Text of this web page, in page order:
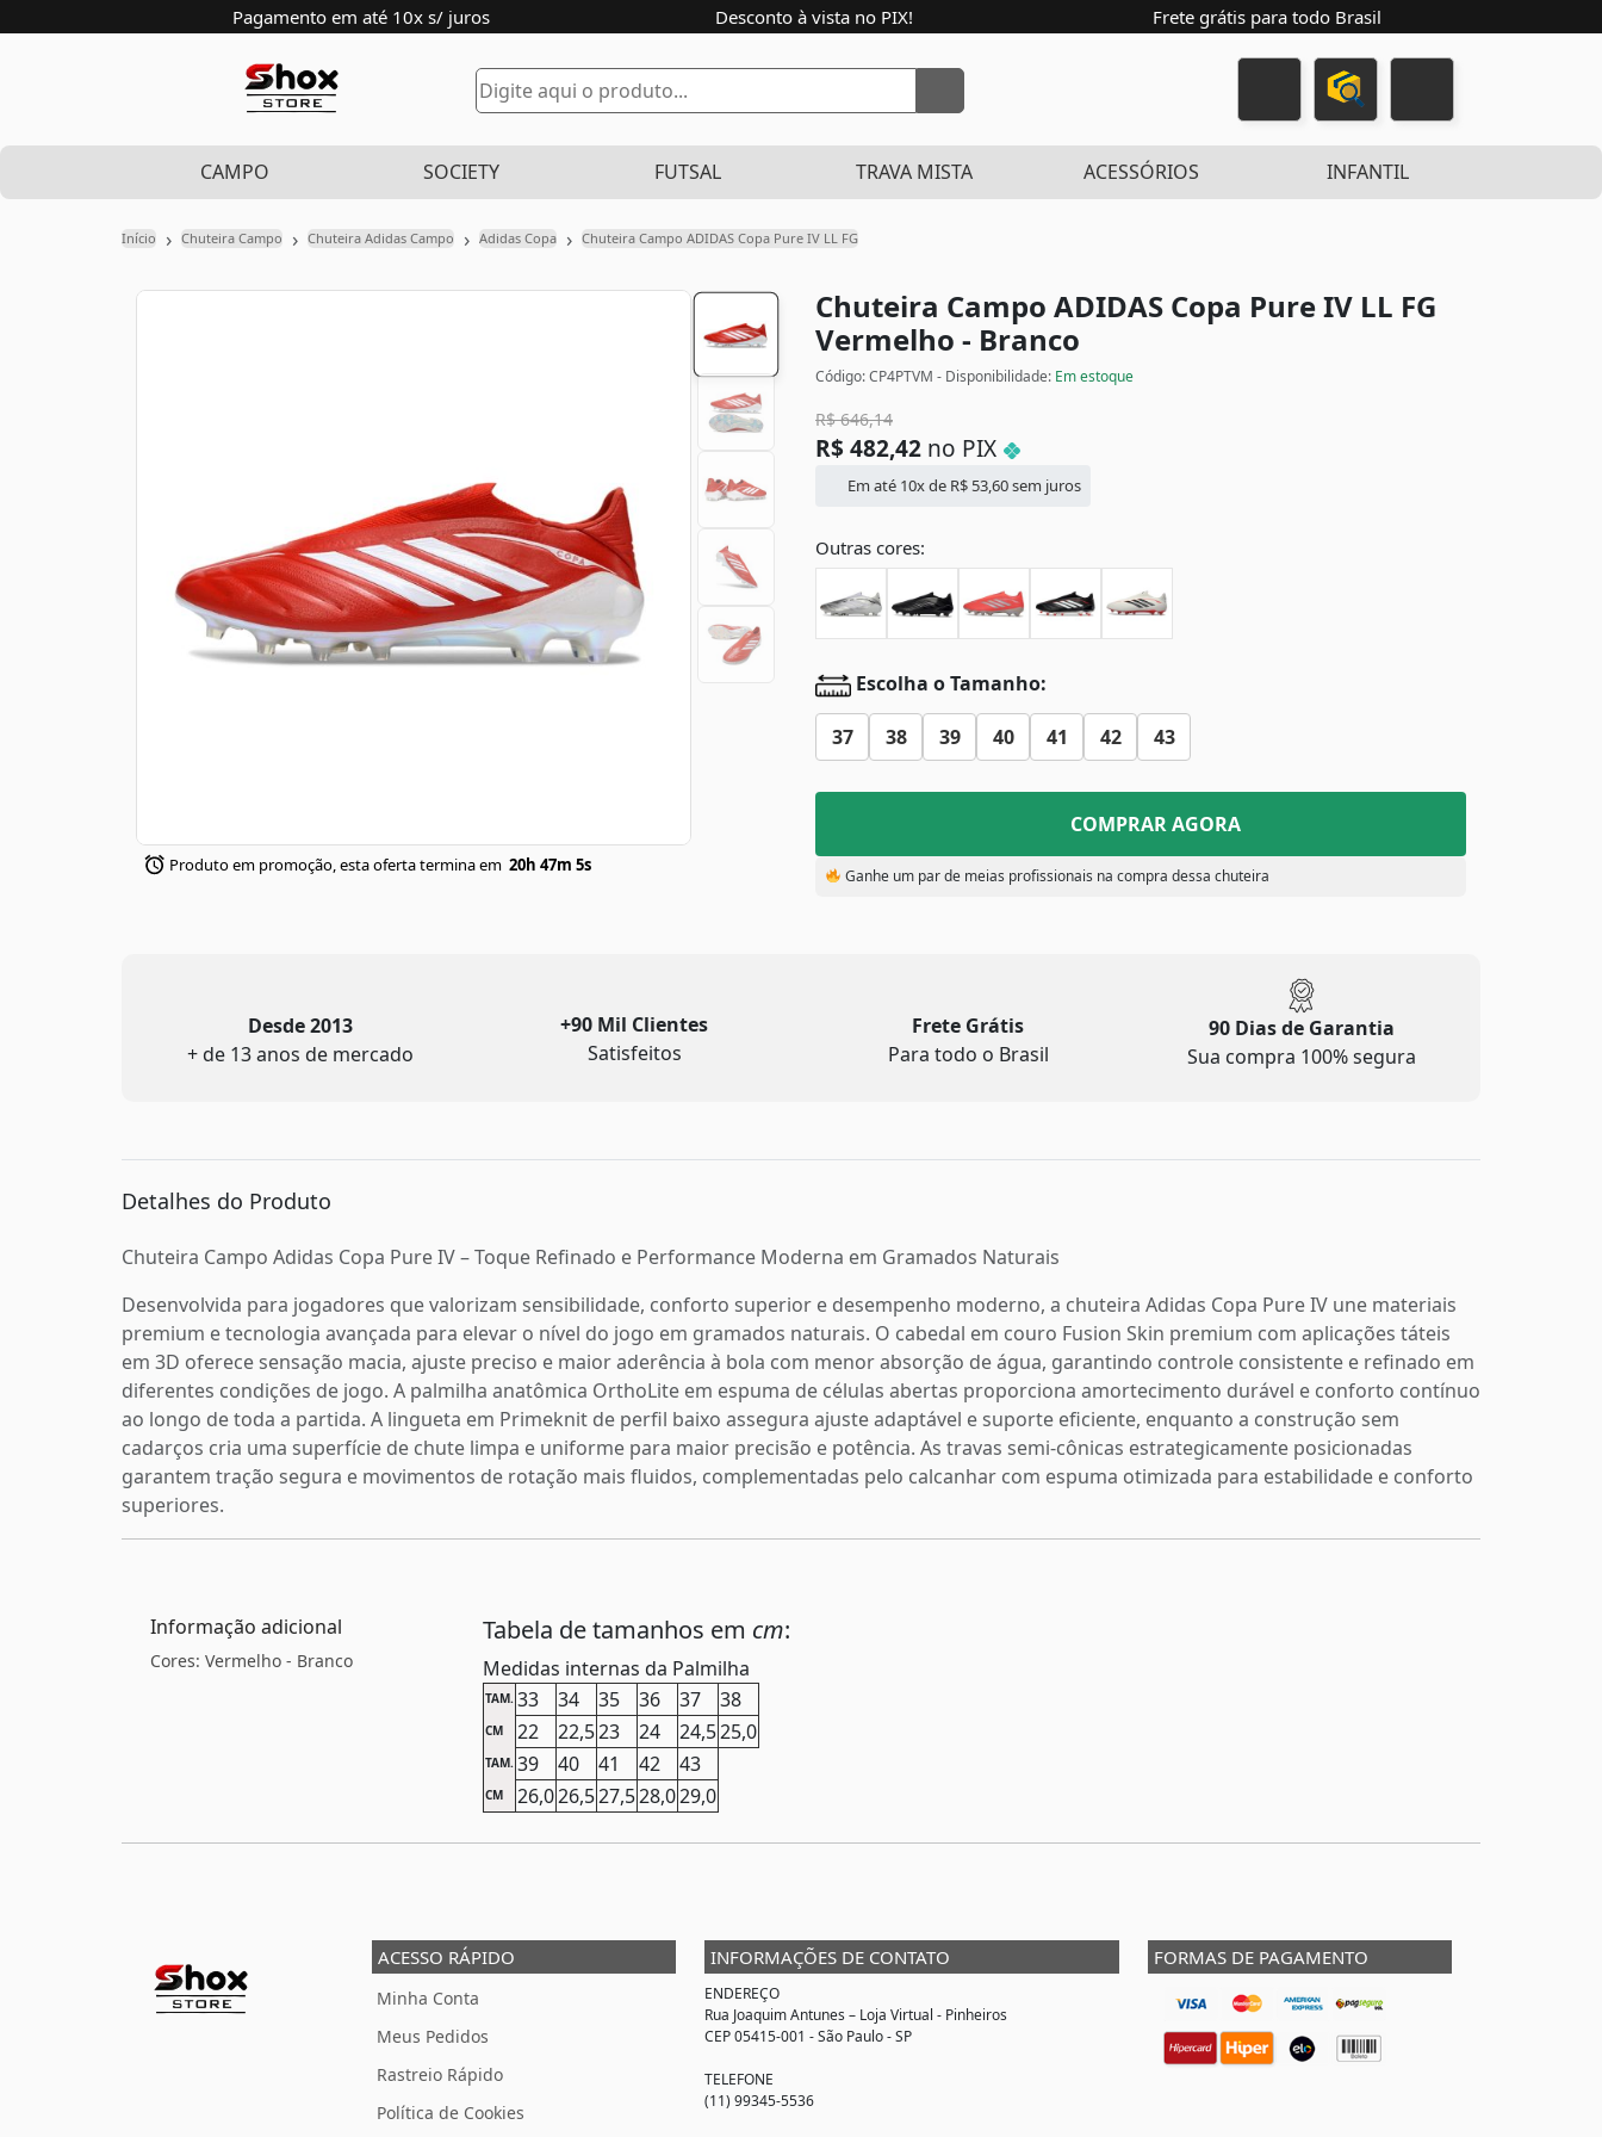
Pagamento em até 10x s/ juros Desconto à vista no PIX! Frete grátis para todo Brasil
CAMPO SOCIETY FUTSAL TRAVA MISTA ACESSÓRIOS INFANTIL
Início › Chuteira Campo › Chuteira Adidas Campo › Adidas Copa › Chuteira Campo ADIDAS Copa Pure IV LL FG
Produto em promoção, esta oferta termina em 20h 47m 4s
Chuteira Campo ADIDAS Copa Pure IV LL FG
Vermelho - Branco
Código: CP4PTVM - Disponibilidade: Em estoque
R$646,14
R$ 482,42 no PIX
Em até 10x de R$ 53,60sem juros
Outras cores:
Escolha o Tamanho:
37 38 39 40 41 42 43
COMPRAR AGORA
Ganhe um par de meias profissionais na compra dessa chuteira
Desde 2013
+ de 13 anos de mercado
+90 Mil Clientes
Satisfeitos
Frete Grátis
Para todo o Brasil
90 Dias de Garantia
Sua compra 100% segura
Detalhes do Produto
Chuteira Campo Adidas Copa Pure IV – Toque Refinado e Performance Moderna em Gramados Naturais
Desenvolvida para jogadores que valorizam sensibilidade, conforto superior e desempenho moderno, a chuteira Adidas Copa Pure IV une materiais
premium e tecnologia avançada para elevar o nível do jogo em gramados naturais. O cabedal em couro Fusion Skin premium com aplicações táteis
em 3D oferece sensação macia, ajuste preciso e maior aderência à bola com menor absorção de água, garantindo controle consistente e refinado em
diferentes condições de jogo. A palmilha anatômica OrthoLite em espuma de células abertas proporciona amortecimento durável e conforto contínuo
ao longo de toda a partida. A lingueta em Primeknit de perfil baixo assegura ajuste adaptável e suporte eficiente, enquanto a construção sem
cadarços cria uma superfície de chute limpa e uniforme para maior precisão e potência. As travas semi-cônicas estrategicamente posicionadas
garantem tração segura e movimentos de rotação mais fluidos, complementadas pelo calcanhar com espuma otimizada para estabilidade e conforto
superiores.
Informação adicional
Cores: Vermelho - Branco
Tabela de tamanhos em cm:
Medidas internas da Palmilha
TAM. 33 34 35 36 37 38
CM 22 22,523 24 24,525,0
TAM. 39 40 41 42 43
CM 26,026,527,528,029,0
ACESSO RÁPIDO
Minha Conta
Meus Pedidos
Rastreio Rápido
Política de Cookies
INFORMAÇÕES DE CONTATO
ENDEREÇO
Rua Joaquim Antunes – Loja Virtual - Pinheiros
CEP 05415-001 - São Paulo - SP
TELEFONE
(11) 99345-5536
FORMAS DE PAGAMENTO